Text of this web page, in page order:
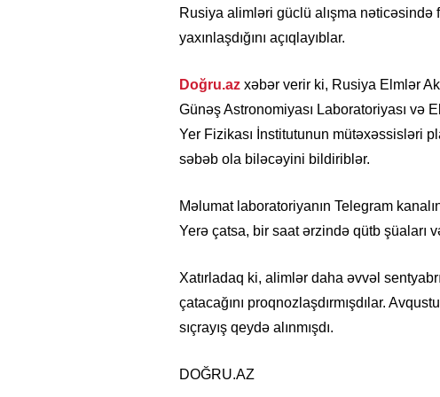
Rusiya alimləri güclü alışma
yaxınlaşdığını açıqlayıblar.
Doğru.az xəbər verir ki, Rusiya Elmlər
Günəş Astronomiyası Laboratoriyası və
Yer Fizikası İnstitutunun mütəxəssisləri
səbəb ola biləcəyini bildiriblər.
Məlumat laboratoriyanın Telegram
Yerə çatsa, bir saat ərzində qütb şüaları
Xatırladaq ki, alimlər daha əvvəl
çatacağını proqnozlaşdırmışdılar.
sıçrayış qeydə alınmışdı.
DOĞRU.AZ